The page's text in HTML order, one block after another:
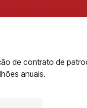
de contrato de
anuais.